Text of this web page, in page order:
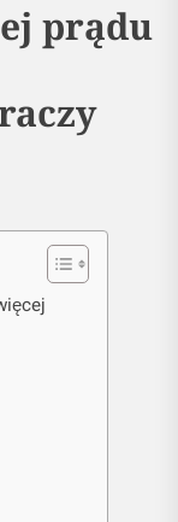
prądu